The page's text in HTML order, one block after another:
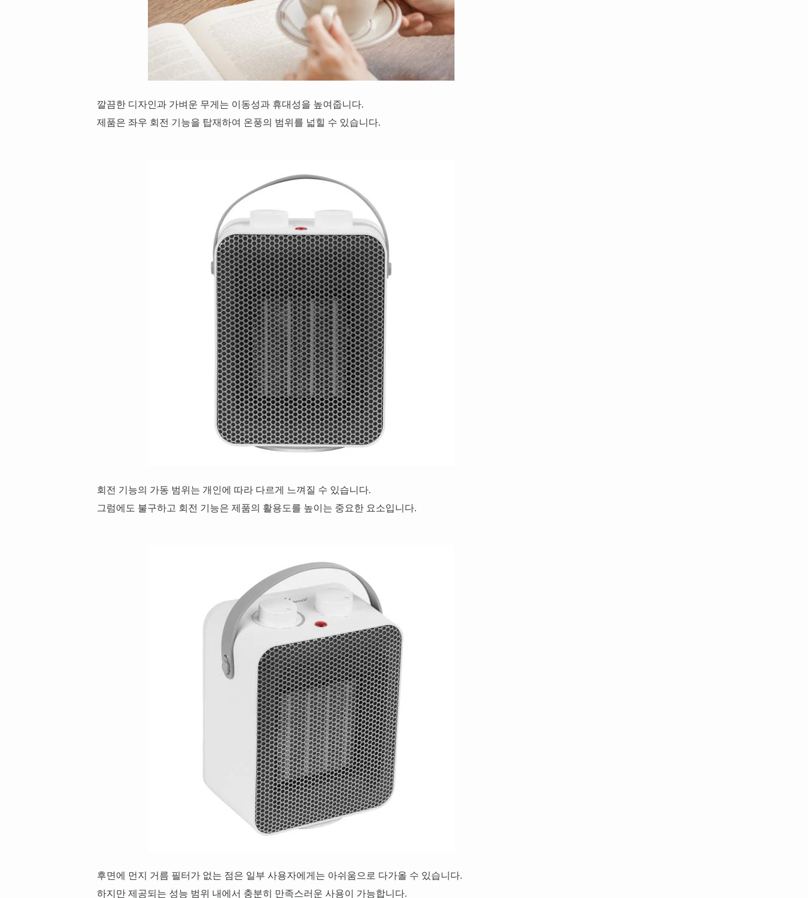
깔끔한 디자인과 가벼운 무게는 이동성과 휴대성을 높여줍니다.
제품은 좌우 회전 기능을 탑재하여 온풍의 범위를 넓힐 수 있습니다.
회전 기능의 가동 범위는 개인에 따라 다르게 느껴질 수 있습니다.
그럼에도 불구하고 회전 기능은 제품의 활용도를 높이는 중요한 요소입니다.
후면에 먼지 거름 필터가 없는 점은 일부 사용자에게는 아쉬움으로 다가올 수 있습니다.
하지만 제공되는 성능 범위 내에서 충분히 만족스러운 사용이 가능합니다.